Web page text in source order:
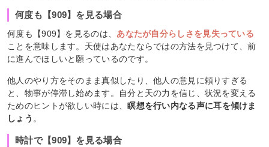
何度も【909】を見る場合
何度も【909】を見るのは、 あなたが自分らしさを見失っている
ことを意味します。天使はあなたならではの方法を見つけて、前
に進んでほしいと願っているのです。
他人のやり方をそのまま真似したり、他人の意見に頼りすぎる
と、物事が停滞し始めます。自分と天の力を信じ、状況を変える
ためのヒントが欲しい時には、瞑想を行い内なる声に耳を傾けま
しょう 。
時計で【909】を見る場合